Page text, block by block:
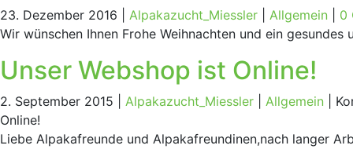
23. Dezember 2016 | Alpakazucht_Miessler Allgemein
0
Wir wünschen Ihnen Frohe Weihnachten und ein
Unser Web­shop ist Online!
2. September 2015 | Alpakazucht_Miessler Allgemein
Online!
Liebe Alpakafreunde und Alpakafreundinen,nach langer